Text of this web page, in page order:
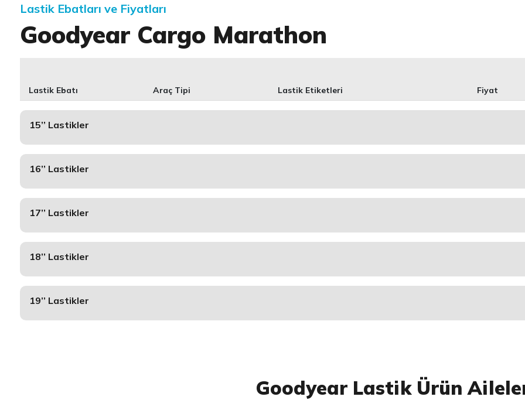
Lastik Ebatları ve Fiyatları
Goodyear Cargo Marathon
Lastik Ebatı Araç Tipi Lastik Etiketleri Fiyat
15’’ Lastikler
16’’ Lastikler
17’’ Lastikler
18’’ Lastikler
19’’ Lastikler
Goodyear Lastik Ürün